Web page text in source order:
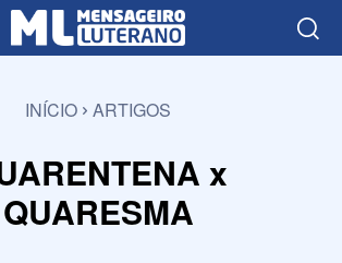
INÍCIO ARTIGOS
x
QUARESMA